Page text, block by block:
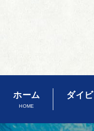
ホーム
HOME
ダイ